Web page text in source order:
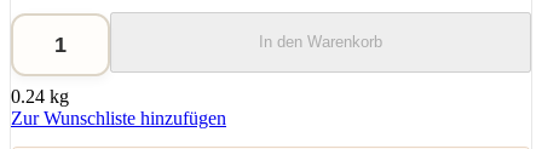
In den Warenkorb
0.24 kg
Zur Wunschliste hinzufügen